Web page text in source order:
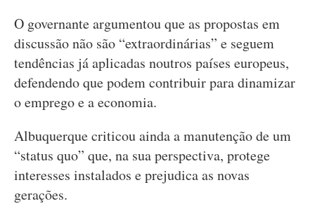
O governante argumentou que as propostas em
discussão não são “extraordinárias” e seguem
tendências já aplicadas noutros países europeus,
defendendo que podem contribuir para dinamizar
o emprego e a economia.
Albuquerque criticou ainda a manutenção de um
“status quo” que, na sua perspectiva, protege
interesses instalados e prejudica as novas
gerações.